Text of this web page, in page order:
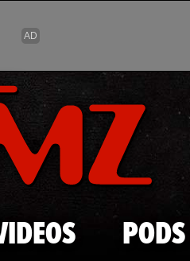
Skip to main content
PODS